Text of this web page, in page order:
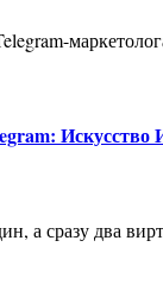
Искусство